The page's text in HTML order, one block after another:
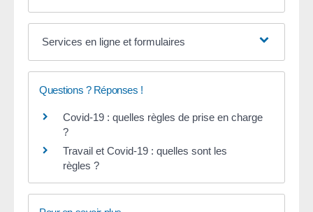
Services en ligne et formulaires
Questions ? Réponses !
Covid-19 : quelles règles de prise en charge
?
Travail et Covid-19 : quelles sont les
règles ?